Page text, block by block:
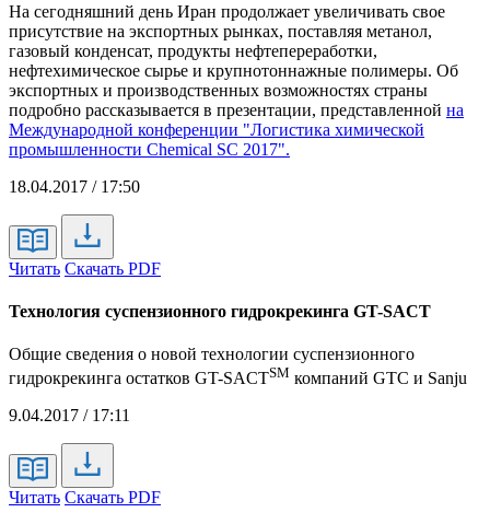
На сегодняшний день Иран продолжает увеличивать свое
присутствие на экспортных рынках, поставляя метанол,
газовый конденсат, продукты нефтепереработки,
нефтехимическое сырье и крупнотоннажные полимеры. Об
экспортных и производственных возможностях страны
подробно рассказывается в презентации, представленной на
Международной конференции "Логистика химической
промышленности Chemical SC 2017".
18.04.2017 / 17:50
Читать Скачать PDF
Технология суспензионного гидрокрекинга GT-SACT
Общие сведения о новой технологии суспензионного
гидрокрекинга остатков GT-SACTSM компаний GTC и Sanju
9.04.2017 / 17:11
Читать Скачать PDF